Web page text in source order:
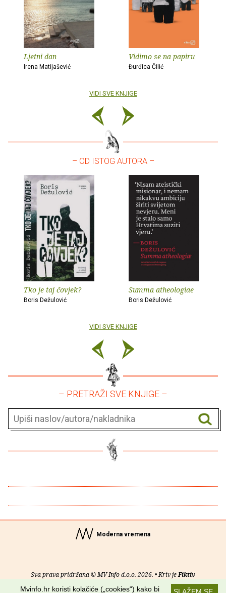
Ljetni dan
Irena Matijašević
Vidimo se na papiru
Đurđica Čilić
VIDI SVE KNJIGE
– OD ISTOG AUTORA –
Tko je taj čovjek?
Boris Dežulović
Summa atheologiae
Boris Dežulović
VIDI SVE KNJIGE
– PRETRAŽI SVE KNJIGE –
Moderna vremena
Sva prava pridržana © MV Info d.o.o. 2026. • Kriv jeFiktiv
Mvinfo.hr koristi kolačiće („cookies“) kako bi